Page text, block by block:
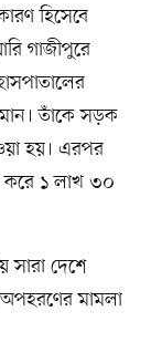
হিসেবে
গাজীপুরে
তাঁকে সড়ক
হয়। এরপর
করে ১ লাখ ৩০
সারা দেশে
মামলা